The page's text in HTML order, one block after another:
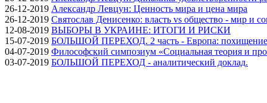
26-12-2019 Александр Левцун: Ценность мира и цена мира
26-12-2019 Святослав Денисенко: власть vs общество - мир и
12-08-2019 ВЫБОРЫ В УКРАИНЕ: ИТОГИ И РИСКИ
15-07-2019 БОЛЬШОЙ ПЕРЕХОД. 2 часть - Европа: похищение
04-07-2019 Философский симпозиум «Социальная теория и
03-07-2019 БОЛЬШОЙ ПЕРЕХОД - аналитический доклад.